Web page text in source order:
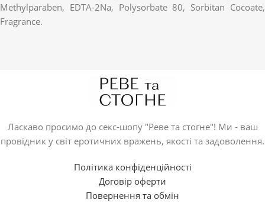
Methylparaben, EDTA-2Na, Polysorbate 80, Sorbitan Cocoate,
Fragrance.
Ласкаво просимо до секс-шопу "Реве та стогне"! Ми - ваш
провідник у світ еротичних вражень, якості та задоволення.
Політика конфіденційності
Договір оферти
Повернення та обмін